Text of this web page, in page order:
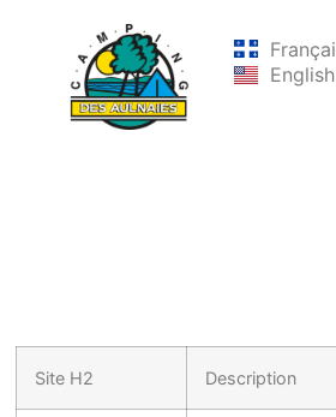
English
Site H2 Description